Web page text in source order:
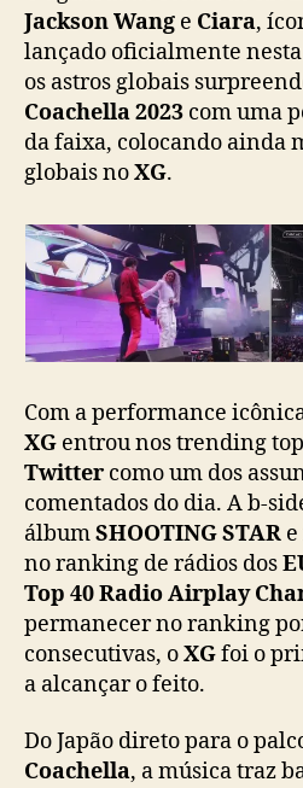
Jackson Wang e Ciara,
lançado oficialmente
os astros globais
Coachella 2023 com uma
da faixa, colocando ainda
globais noXG.
Com a performance
XG entrou nos trending
Twitter como um dos
comentados do dia. A b-
álbumSHOOTING STAR
no ranking de rádios dos
Top 40 Radio Airplay
permanecer no ranking
consecutivas, oXGfoi o
a alcançar o feito.
Do Japão direto para o
Coachella, a música traz